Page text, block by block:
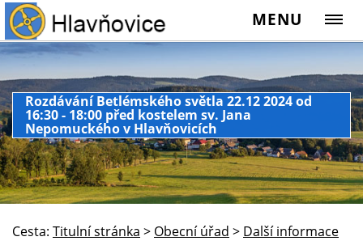
MENU
Rozdávání Betlémského světla 22.12 2024 od
16:30 - 18:00 před kostelem sv. Jana
Nepomuckého v Hlavňovicích
Cesta: Titulní stránka > Obecní úřad > Další informace